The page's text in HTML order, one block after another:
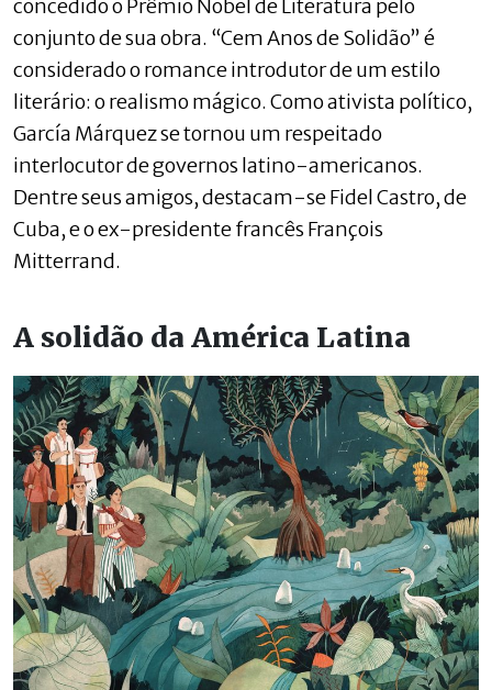
concedido o Prêmio Nobel de Literatura pelo
conjunto de sua obra. “Cem Anos de Solidão” é
considerado o romance introdutor de um estilo
literário: o realismo mágico. Como ativista político,
García Márquez se tornou um respeitado
interlocutor de governos latino-americanos.
Dentre seus amigos, destacam-se Fidel Castro, de
Cuba, e o ex-presidente francês François
Mitterrand.
A solidão da América Latina